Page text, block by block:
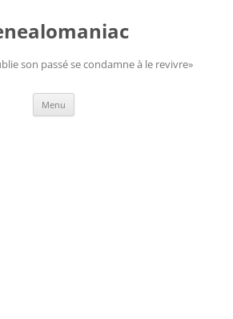
son passé se condamne à le revivre»
Menu